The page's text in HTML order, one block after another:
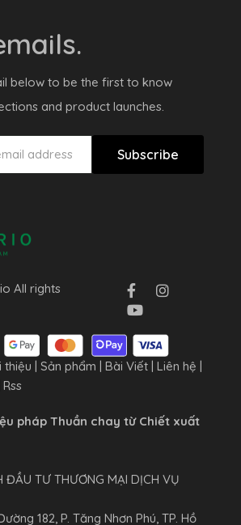
below to be the first to know
and product launches.
Subscribe
All rights
thiệu Sản phẩm Bài Viết Liên hệ
Rss
pháp Thuần chay từ Chiết xuất
ĐẦU TƯ THƯƠNG MẠI DỊCH VỤ
182, P. Tăng Nhơn Phú, TP. Hồ